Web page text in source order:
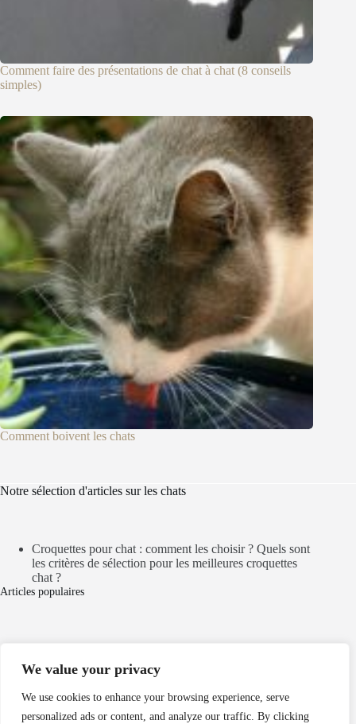
We value your privacy
We use cookies to enhance your browsing experience, serve
personalized ads or content, and analyze our traffic. By clicking
Comment faire des présentations de chat à chat (8 conseils
simples)
Comment boivent les chats
Notre sélection d'articles sur les chats
Croquettes pour chat : comment les choisir ? Quels sont
les critères de sélection pour les meilleures croquettes
chat ?
Articles populaires
Politique de cookies